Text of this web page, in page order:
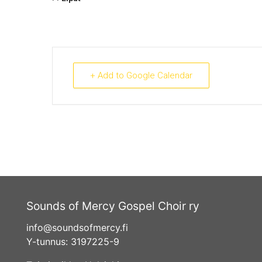
+ Add to Google Calendar
Sounds of Mercy Gospel Choir ry
info@soundsofmercy.fi
Y-tunnus: 3197225-9